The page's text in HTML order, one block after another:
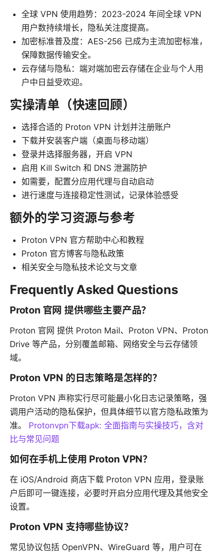
全球 VPN 使用趋势：2023-2024 年间全球 VPN
用户数持续增长，隐私关注度提高。
加密标准普及度：AES-256 已成为主流加密标准，
保障数据传输安全。
云存储与隐私：端对端加密云存储在企业与个人用
户中日益受欢迎。
实操清单（快速回顾）
选择合适的 Proton VPN 计划并注册账户
下载并安装客户端（桌面与移动端）
登录并选择服务器，开启 VPN
启用 Kill Switch 和 DNS 泄漏防护
如需要，配置分应用代理与自动启动
进行速度与连接稳定性测试，记录体验感受
额外的学习资源与参考
Proton VPN 官方帮助中心和教程
Proton 官方博客与隐私政策
相关安全与隐私技术论文与文章
Frequently Asked Questions
Proton 官网 提供哪些主要产品？
Proton 官网 提供 Proton Mail、Proton VPN、Proton
Drive 等产品，分别覆盖邮箱、网络安全与云存储领
域。
Proton VPN 的日志策略是怎样的？
Proton VPN 声称实行尽可能最小化日志记录策略，强
调用户活动的隐私保护，但具体细节以官方隐私政策为
准。 Protonvpn下载apk: 全面指南与实操技巧，含对
比与常见问题
如何在手机上使用 Proton VPN？
在 iOS/Android 商店下载 Proton VPN 应用，登录账
户后即可一键连接，必要时开启分应用代理及其他安全
设置。
Proton VPN 支持哪些协议？
常见协议包括 OpenVPN、WireGuard 等，用户可在